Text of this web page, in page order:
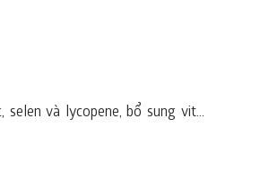
và lycopene, bổ sung vit...